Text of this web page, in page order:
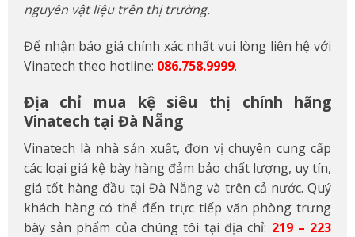
nguyên vật liệu trên thị trường.
Để nhận báo giá chính xác nhất vui lòng liên hệ với
Vinatech theo hotline: 086.758.9999.
Địa chỉ mua kệ siêu thị chính hãng
Vinatech tại Đà Nẵng
Vinatech là nhà sản xuất, đơn vị chuyên cung cấp
các loại giá kệ bày hàng đảm bảo chất lượng, uy tín,
giá tốt hàng đầu tại Đà Nẵng và trên cả nước. Quý
khách hàng có thể đến trực tiếp văn phòng trưng
bày sản phẩm của chúng tôi tại địa chỉ: 219 – 223